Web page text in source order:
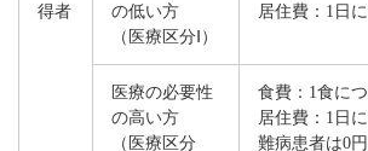
得者
の低い方
（医療区分Ⅰ）
居住費：1日
医療の必要性
の高い方
（医療区分
食費：1食に
居住費：1日
難病患者は0円